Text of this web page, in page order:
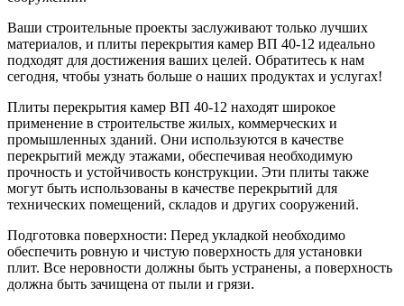
Ваши строительные проекты заслуживают только лучших
материалов, и плиты перекрытия камер ВП 40-12 идеально
подходят для достижения ваших целей. Обратитесь к нам
сегодня, чтобы узнать больше о наших продуктах и услугах!
Плиты перекрытия камер ВП 40-12 находят широкое
применение в строительстве жилых, коммерческих и
промышленных зданий. Они используются в качестве
перекрытий между этажами, обеспечивая необходимую
прочность и устойчивость конструкции. Эти плиты также
могут быть использованы в качестве перекрытий для
технических помещений, складов и других сооружений.
Подготовка поверхности: Перед укладкой необходимо
обеспечить ровную и чистую поверхность для установки
плит. Все неровности должны быть устранены, а поверхность
должна быть зачищена от пыли и грязи.